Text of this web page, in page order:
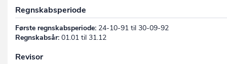
Regnskabsperiode
Første regnskabsperiode: 24-10-91 til 30-09-92
Regnskabsår: 01.01 til 31.12
Revisor